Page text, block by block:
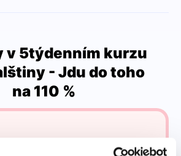
v 5týdenním kurzu
- Jdu do toho
na 110 %